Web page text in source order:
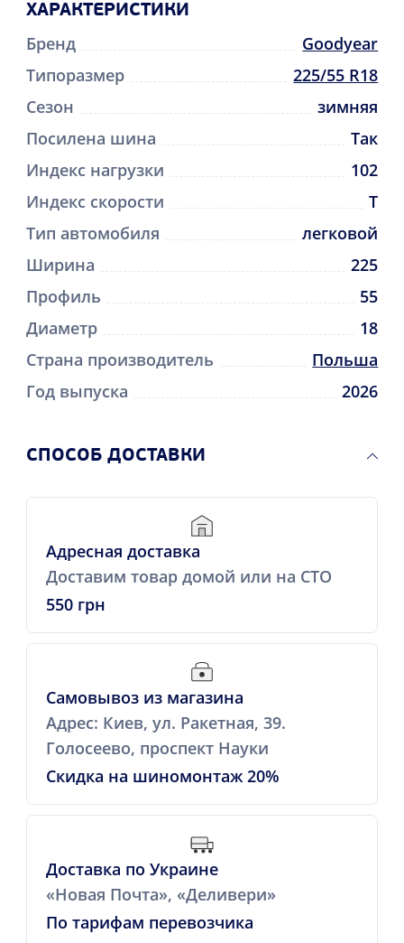
ХАРАКТЕРИСТИКИ
Бренд
Goodyear
Типоразмер
225/55 R18
Сезон
зимняя
Посилена шина
Так
Индекс нагрузки
102
Индекс скорости
T
Тип автомобиля
легковой
Ширина
225
Профиль
55
Диаметр
18
Страна производитель
Польша
Год выпуска
2026
CПОСОБ ДОСТАВКИ
Адресная доставка
Доставим товар домой или на СТО
550 грн
Самовывоз из магазина
Адрес: Киев, ул. Ракетная, 39.
Голосеево, проспект Науки
Скидка на шиномонтаж 20%
Доставка по Украине
«Новая Почта», «Деливери»
По тарифам перевозчика